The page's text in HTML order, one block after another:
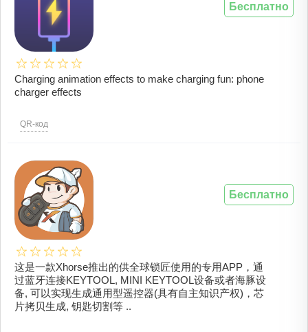
Charging animation effects to make charging fun: phone
charger effects
QR-код
Бесплатно
这是一款Xhorse推出的供全球锁匠使用的专用APP，通
过蓝牙连接KEYTOOL, MINI KEYTOOL设备或者海豚设
备, 可以实现生成通用型遥控器(具有自主知识产权)，芯
片拷贝生成, 钥匙切割等 ..
Бесплатно